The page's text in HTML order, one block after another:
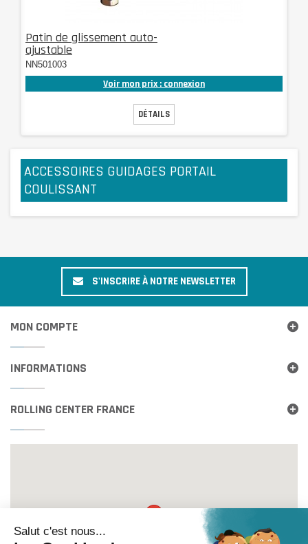
Patin de glissement auto-
ajustable
NN501003
Voir mon prix : connexion
DÉTAILS
ACCESSOIRES GUIDAGES PORTAIL
COULISSANT
S'INSCRIRE À NOTRE NEWSLETTER
MON COMPTE
INFORMATIONS
ROLLING CENTER FRANCE